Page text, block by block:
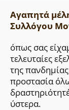
Αγαπητά
Συλλόγου
όπως σας
τελευταίες
της
προστασία
ύστερα.